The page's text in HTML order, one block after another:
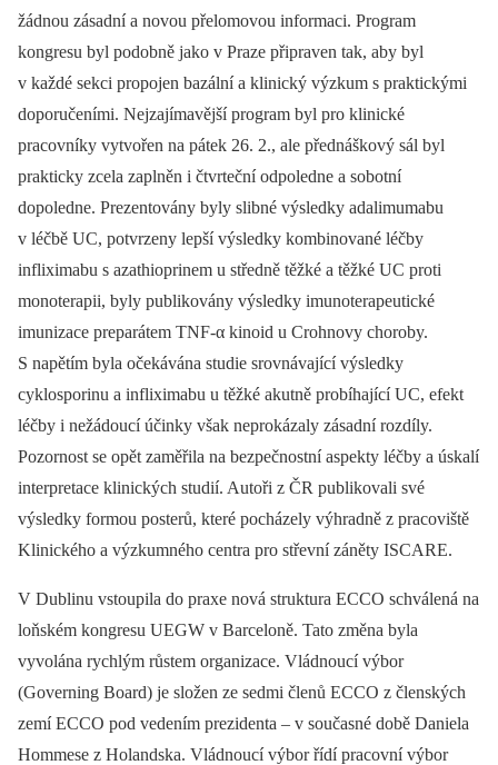
žádnou zásadní a novou přelomovou informaci. Program
kongresu byl podobně jako v Praze připraven tak, aby byl
v každé sekci propojen bazální a klinický výzkum s praktickými
doporučeními. Nejzajímavější program byl pro klinické
pracovníky vytvořen na pátek 26. 2., ale přednáškový sál byl
prakticky zcela zaplněn i čtvrteční odpoledne a sobotní
dopoledne. Prezentovány byly slibné výsledky adalimumabu
v léčbě UC, potvrzeny lepší výsledky kombinované léčby
infliximabu s azathioprinem u středně těžké a těžké UC proti
monoterapii, byly publikovány výsledky imunoterapeutické
imunizace preparátem TNF-α kinoid u Crohnovy choroby.
S napětím byla očekávána studie srovnávající výsledky
cyklosporinu a infliximabu u těžké akutně probíhající UC, efekt
léčby i nežádoucí účinky však neprokázaly zásadní rozdíly.
Pozornost se opět zaměřila na bezpečnostní aspekty léčby a úskalí
interpretace klinických studií. Autoři z ČR publikovali své
výsledky formou posterů, které pocházely výhradně z pracoviště
Klinického a výzkumného centra pro střevní záněty ISCARE.
V Dublinu vstoupila do praxe nová struktura ECCO schválená na
loňském kongresu UEGW v Barceloně. Tato změna byla
vyvolána rychlým růstem organizace. Vládnoucí výbor
(Governing Board) je složen ze sedmi členů ECCO z členských
zemí ECCO pod vedením prezidenta –⁠ v současné době Da­niela
Hommese z Holandska. Vládnoucí výbor řídí pracovní výbor